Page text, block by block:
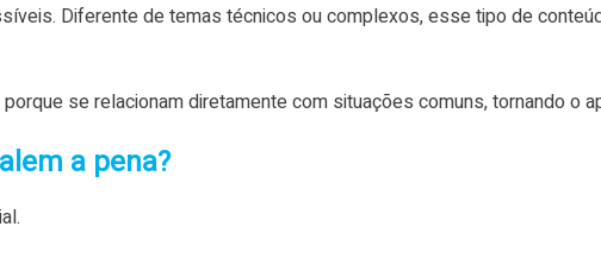
Diferente de temas técnicos ou complexos, esse tipo de
se relacionam diretamente com situações comuns, tornando o
a pena?